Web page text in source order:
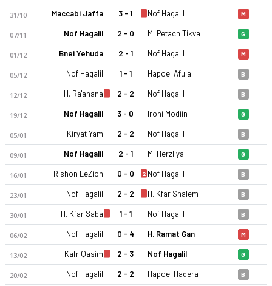
Hapoel Nof HaGalil FC 25-26 sezonu | Ulusal Lig
31/10 Maccabi Jaffa 3 - 1 Nof Hagalil M
07/11 Nof Hagalil 2 - 0 M. Petach Tikva G
01/12 Bnei Yehuda 2 - 1 Nof Hagalil M
05/12 Nof Hagalil 1 - 1 Hapoel Afula B
12/12 H. Ra'anana 2 - 2 Nof Hagalil B
19/12 Nof Hagalil 3 - 0 Ironi Modiin G
05/01 Kiryat Yam 2 - 2 Nof Hagalil B
09/01 Nof Hagalil 2 - 1 M. Herzliya G
16/01 Rishon LeZion 0 - 0 2 Nof Hagalil B
23/01 Nof Hagalil 2 - 2 H. Kfar Shalem B
30/01 H. Kfar Saba 1 - 1 Nof Hagalil B
06/02 Nof Hagalil 0 - 4 H. Ramat Gan M
13/02 Kafr Qasim 2 - 3 Nof Hagalil G
20/02 Nof Hagalil 2 - 2 Hapoel Hadera B